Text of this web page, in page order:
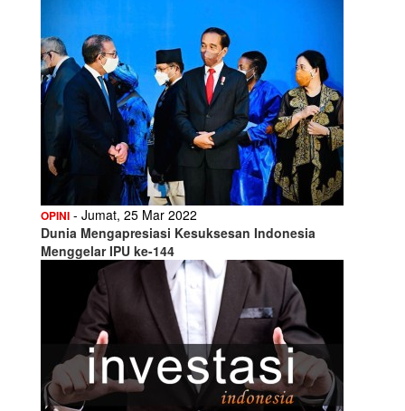
OPINI - Jumat, 25 Mar 2022
Dunia Mengapresiasi Kesuksesan Indonesia
Menggelar IPU ke-144